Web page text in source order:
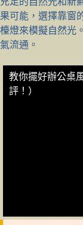
果可能，選擇靠窗
檯燈來模擬自然光
氣流通。
教你擺好辦公桌
評！）